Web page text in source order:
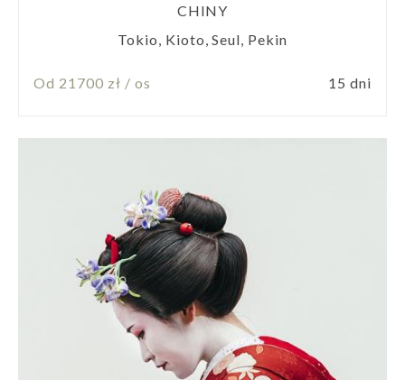
CHINY
Tokio, Kioto, Seul, Pekin
Od 21700 zł / os 15 dni